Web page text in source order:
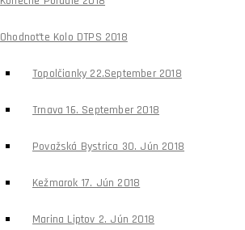
Ohodnoťte Kolo DTPS 2018
Topolčianky 22.september 2018
Trnava 16. September 2018
Považská Bystrica 30. Jún 2018
Kežmarok 17. Jún 2018
Marina Liptov 2. Jún 2018